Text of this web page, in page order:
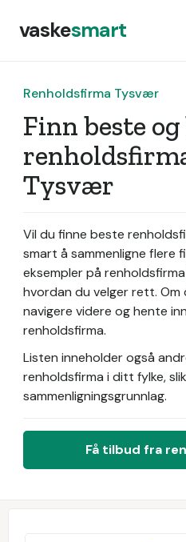
vaskesmart
Renholdsfirma Tysvær
Finn beste
Tysvær
Vil du finne beste
smart å sammenligne flere
eksempler på
hvordan du velger rett. Om
navigere videre og hente
renholdsfirma.
Listen inneholder også
renholdsfirma i ditt fylke,
sammenligningsgrunnlag.
Få tilbud fra